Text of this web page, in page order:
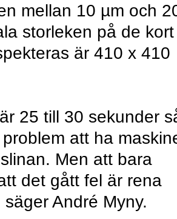
mellan 10 µm och
storleken på de kort
är 410 x 410
25 till 30 sekunder
att ha
Men att bara
det gått fel är rena
André Myny.